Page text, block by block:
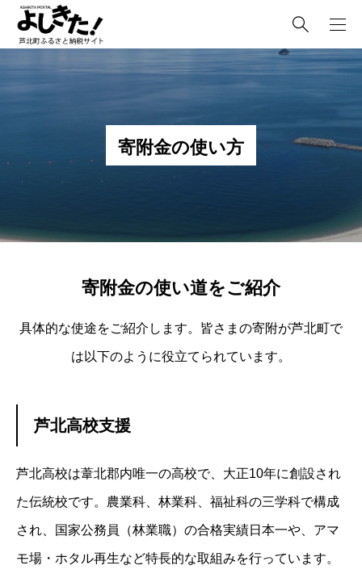
寄附金の使い方
寄附金の使い道をご紹介
具体的な使途をご紹介します。皆さまの寄附が芦北町で
は以下のように役立てられています。
芦北高校支援
芦北高校は葦北郡内唯一の高校で、大正10年に創設され
た伝統校です。農業科、林業科、福祉科の三学科で構成
され、国家公務員（林業職）の合格実績日本一や、アマ
モ場・ホタル再生など特長的な取組みを行っています。